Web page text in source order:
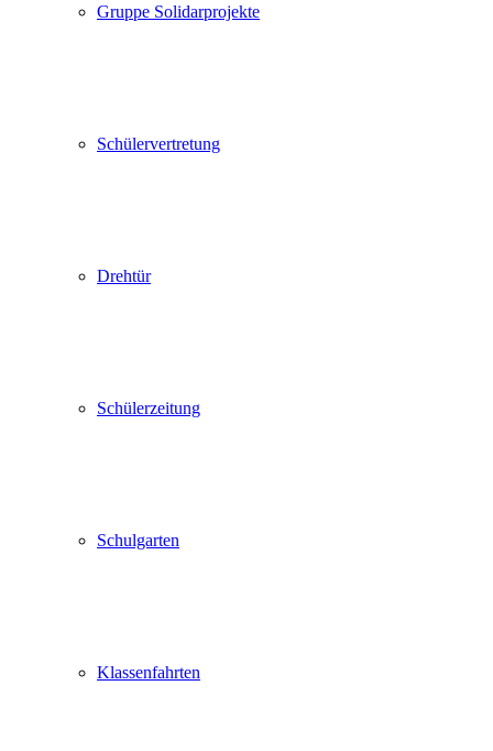
Gruppe Solidarprojekte
Schülervertretung
Drehtür
Schülerzeitung
Schulgarten
Klassenfahrten